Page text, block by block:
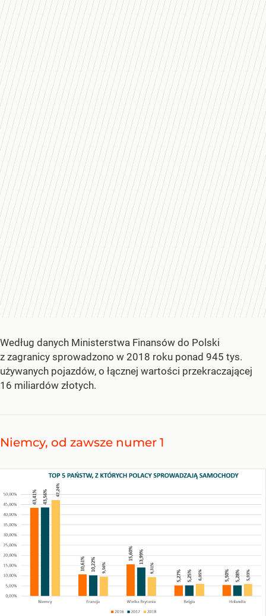
Według danych Ministerstwa Finansów do Polski
z zagranicy sprowadzono w 2018 roku ponad 945 tys.
używanych pojazdów, o łącznej wartości przekraczającej
16 miliardów złotych.
Niemcy, od zawsze numer 1